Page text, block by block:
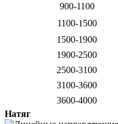
900-1100
1100-1500
1500-1900
1900-2500
2500-3100
3100-3600
3600-4000
Натяг